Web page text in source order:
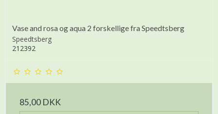
Vase and rosa og aqua 2 forskellige fra Speedtsberg
Speedtsberg
212392
85,00 DKK